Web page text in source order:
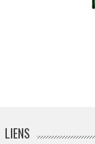
LIENS